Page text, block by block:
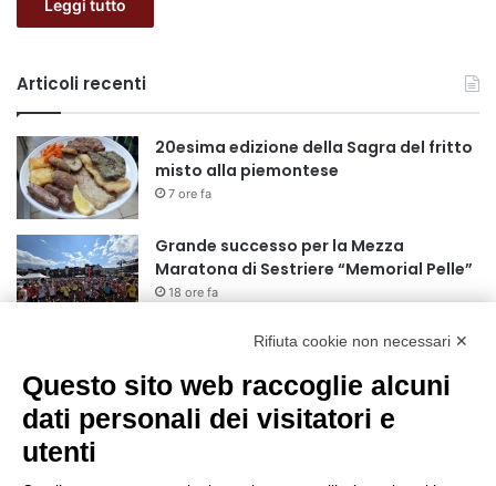
Leggi tutto
Articoli recenti
20esima edizione della Sagra del fritto
misto alla piemontese
7 ore fa
Grande successo per la Mezza
Maratona di Sestriere “Memorial Pelle”
18 ore fa
Basket Torino: gli allenamenti Pre-
agosto
1 giorno fa
Rifiuta cookie non necessari ✕
Questo sito web raccoglie alcuni
dati personali dei visitatori e
utenti